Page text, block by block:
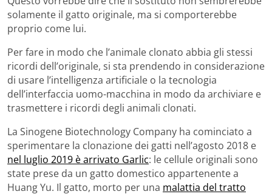
solamente il gatto originale, ma si comporterebbe
proprio come lui.
Per fare in modo che l’animale clonato abbia gli stessi
ricordi dell’originale, si sta prendendo in considerazione
di usare l’intelligenza artificiale o la tecnologia
dell’interfaccia uomo-macchina in modo da archiviare e
trasmettere i ricordi degli animali clonati.
La Sinogene Biotechnology Company ha cominciato a
sperimentare la clonazione dei gatti nell’agosto 2018 e
nel luglio 2019 è arrivato Garlic: le cellule originali sono
state prese da un gatto domestico appartenente a
Huang Yu. Il gatto, morto per una malattia del tratto